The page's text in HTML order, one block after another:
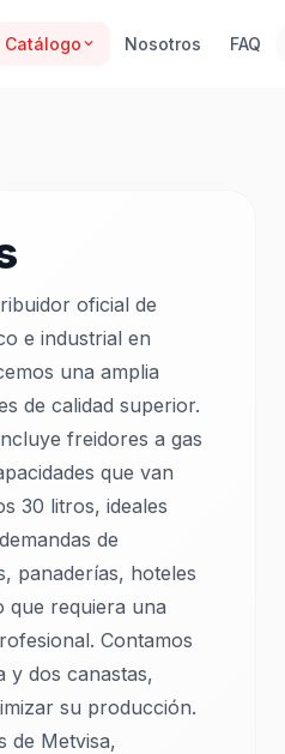
Catálogo Nosotros FAQ
oficial de
e industrial en
una amplia
de calidad superior.
freidores a gas
que van
30 litros, ideales
de
panaderías, hoteles
que requiera una
Contamos
y dos canastas,
su producción.
de Metvisa,